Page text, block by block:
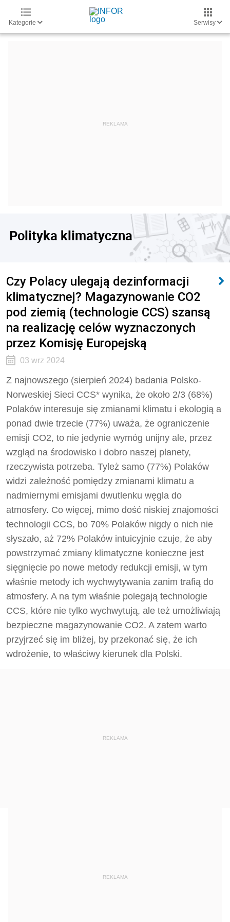
Kategorie Serwisy
Polityka klimatyczna
Czy Polacy ulegają dezinformacji
klimatycznej? Magazynowanie CO2
pod ziemią (technologie CCS) szansą
na realizację celów wyznaczonych
przez Komisję Europejską
03 wrz 2024
Z najnowszego (sierpień 2024) badania Polsko-
Norweskiej Sieci CCS* wynika, że około 2/3 (68%)
Polaków interesuje się zmianami klimatu i ekologią a
ponad dwie trzecie (77%) uważa, że ograniczenie
emisji CO2, to nie jedynie wymóg unijny ale, przez
wzgląd na środowisko i dobro naszej planety,
rzeczywista potrzeba. Tyleż samo (77%) Polaków
widzi zależność pomiędzy zmianami klimatu a
nadmiernymi emisjami dwutlenku węgla do
atmosfery. Co więcej, mimo dość niskiej znajomości
technologii CCS, bo 70% Polaków nigdy o nich nie
słyszało, aż 72% Polaków intuicyjnie czuje, że aby
powstrzymać zmiany klimatyczne konieczne jest
sięgnięcie po nowe metody redukcji emisji, w tym
właśnie metody ich wychwytywania zanim trafią do
atmosfery. A na tym właśnie polegają technologie
CCS, które nie tylko wychwytują, ale też umożliwiają
bezpieczne magazynowanie CO2. A zatem warto
przyjrzeć się im bliżej, by przekonać się, że ich
wdrożenie, to właściwy kierunek dla Polski.
REKLAMA
REKLAMA